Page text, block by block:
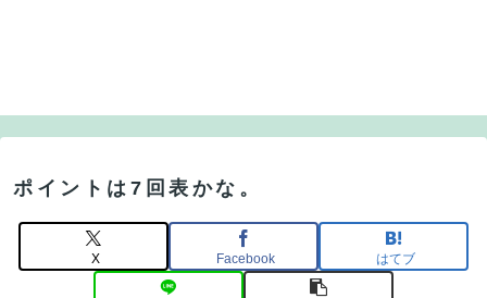
ポイントは7回表かな。
X Facebook はてブ